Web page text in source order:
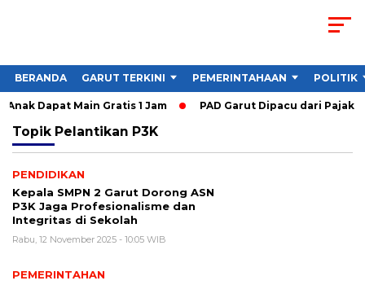
BERANDA GARUT TERKINI PEMERINTAHAAN POLITIK
Dapat Main Gratis 1 Jam PAD Garut Dipacu dari Pajak
Topik Pelantikan P3K
PENDIDIKAN
Kepala SMPN 2 Garut Dorong ASN
P3K Jaga Profesionalisme dan
Integritas di Sekolah
Rabu, 12 November 2025 - 10:05 WIB
PEMERINTAHAN